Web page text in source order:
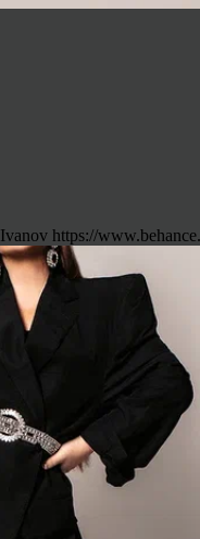
https://